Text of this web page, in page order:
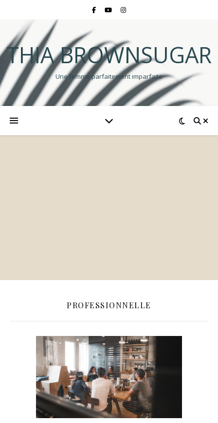
THIA BROWNSUGAR
Une femme parfaitement imparfaite
PROFESSIONNELLE